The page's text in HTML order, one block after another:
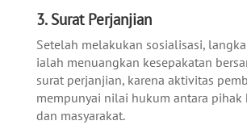
3. Surat Perjanjian
Setelah melakukan sosialisasi,
ialah menuangkan kesepakatan
surat perjanjian, karena aktivitas
mempunyai nilai hukum antara pihak
dan masyarakat.